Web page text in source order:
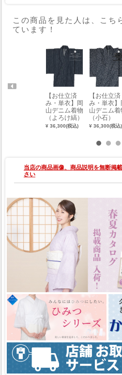
この商品を見た人は、こち
ています！
【お仕立済
み・単衣】岡
山デニム着物
（よろけ縞）
（M・L）
¥ 36,300(税込)
【お仕立済
み・単衣】
山デニム着
（小石）
（M・L）
¥ 36,300(税込)
当店の商品画像、商品説明を無断掲
さい